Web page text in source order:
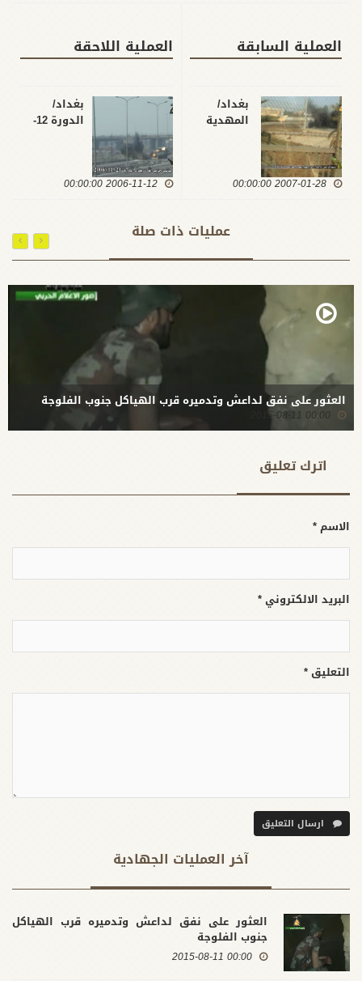
العملية السابقة
بغداد/
المهدية
2007-01-28 00:00:00
العملية اللاحقة
بغداد/
الدورة 12-
2006-11-12 00:00:00
عمليات ذات صلة
العثور على نفق لداعش وتدميره قرب الهياكل جنوب الفلوجة
00:00 2015-08-11
اترك تعلیق
الاسم *
البريد الالكتروني *
التعليق *
ارسال التعليق
آخر العملیات الجهادية
العثور على نفق لداعش وتدميره قرب الهياكل
جنوب الفلوجة
00:00 2015-08-11